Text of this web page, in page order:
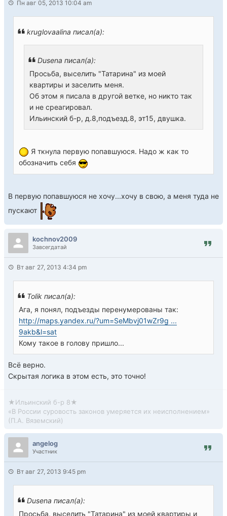
Пн авг 05, 2013 10:04 am
kruglovaalina писал(а):
Dusena писал(а):
Просьба, выселить "Татарина" из моей
квартиры и заселить меня.
Об этом я писала в другой ветке, но никто так
и не среагировал.
Ильинский б-р, д.8,подъезд.8, эт15, двушка.
Я ткнула первую попавшуюся. Надо ж как то
обозначить себя
В первую попавшуюся не хочу...хочу в свою, а меня туда не
пускают
kochnov2009
Завсегдатай
Вт авг 27, 2013 4:34 pm
Tolik писал(а):
Ага, я понял, подъезды перенумерованы так:
http://maps.yandex.ru/?um=SeMbvj01wZr9g ...
9akb&l=sat
Кому такое в голову пришло...
Всё верно.
Скрытая логика в этом есть, это точно!
★Ильинский б-р 8★
«В России суровость законов умеряется их неисполнением»
(П.А. Вяземский)
angelog
Участник
Вт авг 27, 2013 9:45 pm
Dusena писал(а):
Просьба, выселить "Татарина" из моей квартиры и